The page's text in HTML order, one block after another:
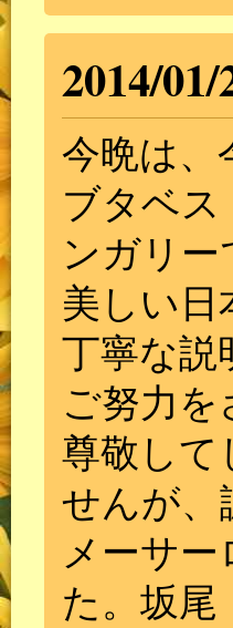
2014/
今晩は、
ブタベ
ンガリー
美しい
丁寧な説
ご努力を
尊敬して
せんが、
メーサ
た。坂尾